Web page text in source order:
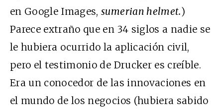
en Google Images,sumerian helmet.)
Parece extraño que en 34 siglos a nadie se
le hubiera ocurrido la aplicación civil,
pero el testimonio de Drucker es creíble.
Era un conocedor de las innovaciones en
el mundo de los negocios (hubiera sabido